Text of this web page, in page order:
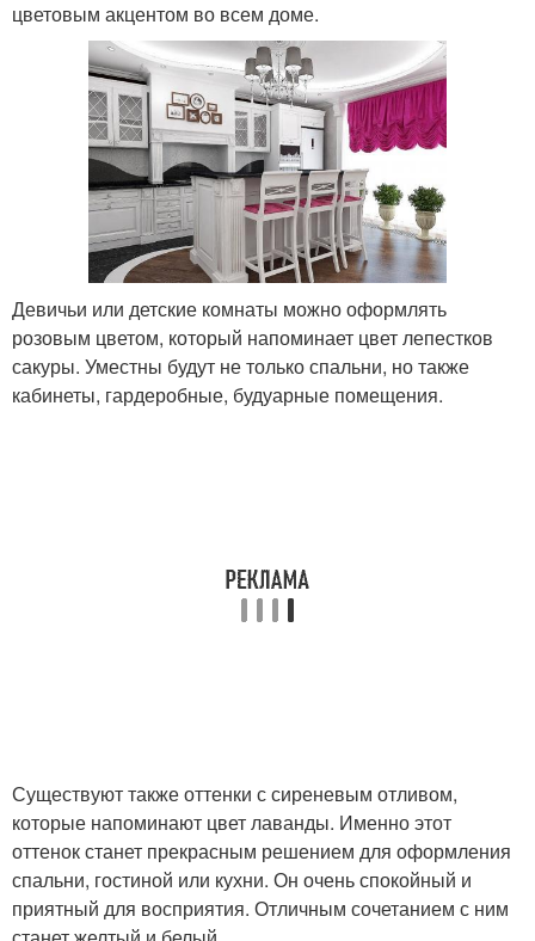
цветовым акцентом во всем доме.
Девичьи или детские комнаты можно оформлять
розовым цветом, который напоминает цвет лепестков
сакуры. Уместны будут не только спальни, но также
кабинеты, гардеробные, будуарные помещения.
Существуют также оттенки с сиреневым отливом,
которые напоминают цвет лаванды. Именно этот
оттенок станет прекрасным решением для оформления
спальни, гостиной или кухни. Он очень спокойный и
приятный для восприятия. Отличным сочетанием с ним